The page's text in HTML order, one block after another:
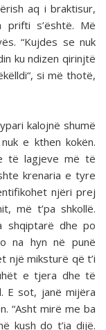
aq i braktisur,
s’është. Më
“Kujdes se nuk
ku ndizen qirinjtë
si më thotë,
kalojnë shumë
e kthen kokën.
të lagjeve më të
krenaria e tyre
njëri prej
më t’pa shkollë.
shqiptarë dhe po
na hyn në punë
një miksturë që t’i
e tjera dhe të
E sot, janë mijëra
“Asht mirë me ba
kush do t’ia dijë.